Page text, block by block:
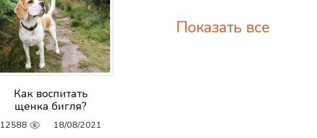
Как воспитать
щенка бигля?
12588 18/08/2021
Показать все